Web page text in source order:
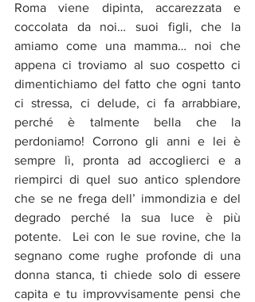
Roma viene dipinta, accarezzata e
coccolata da noi… suoi figli, che la
amiamo come una mamma… noi che
appena ci troviamo al suo cospetto ci
dimentichiamo del fatto che ogni tanto
ci stressa, ci delude, ci fa arrabbiare,
perché è talmente bella che la
perdoniamo! Corrono gli anni e lei è
sempre lì, pronta ad accoglierci e a
riempirci di quel suo antico splendore
che se ne frega dell’ immondizia e del
degrado perché la sua luce è più
potente.  Lei con le sue rovine, che la
segnano come rughe profonde di una
donna stanca, ti chiede solo di essere
capita e tu improvvisamente pensi che